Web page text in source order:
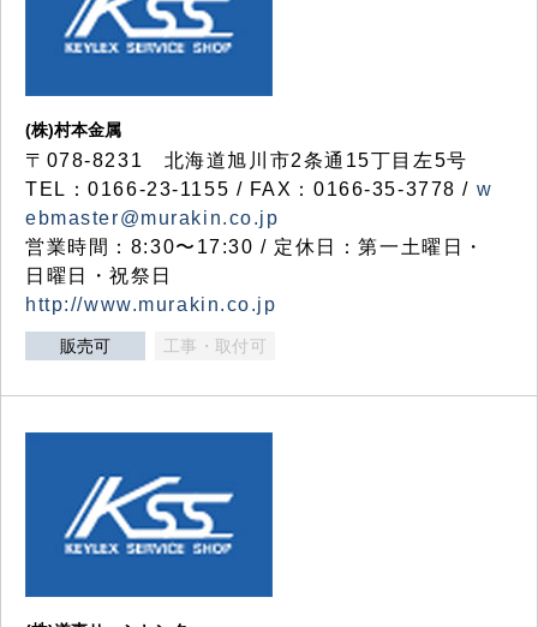
(株)村本金属
〒078-8231 北海道旭川市2条通15丁目左5号
TEL：0166-23-1155 / FAX：0166-35-3778 / w
ebmaster@murakin.co.jp
営業時間：8:30〜17:30 / 定休日：第一土曜日・
日曜日・祝祭日
http://www.murakin.co.jp
販売可 工事・取付可